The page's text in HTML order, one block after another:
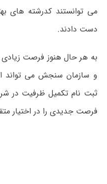
می توانستند کدرشته های
دست دادند.
به هر حال هنوز فرصت زیادی
و سازمان سنجش می تواند
ثبت نام تکمیل ظرفیت در
فرصت جدیدی را در اختیار